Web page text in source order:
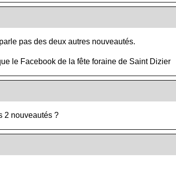
pas des deux autres nouveautés.
le Facebook de la fête foraine de Saint Dizier
2 nouveautés ?